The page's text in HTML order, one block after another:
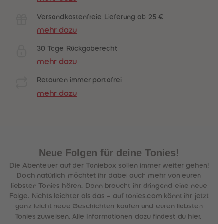
Versandkostenfreie Lieferung ab 25 €
mehr dazu
30 Tage Rückgaberecht
mehr dazu
Retouren immer portofrei
mehr dazu
Neue Folgen für deine Tonies!
Die Abenteuer auf der Toniebox sollen immer weiter gehen!
Doch natürlich möchtet ihr dabei auch mehr von euren
liebsten Tonies hören. Dann braucht ihr dringend eine neue
Folge. Nichts leichter als das – auf tonies.com könnt ihr jetzt
ganz leicht neue Geschichten kaufen und euren liebsten
Tonies zuweisen. Alle Informationen dazu findest du hier.